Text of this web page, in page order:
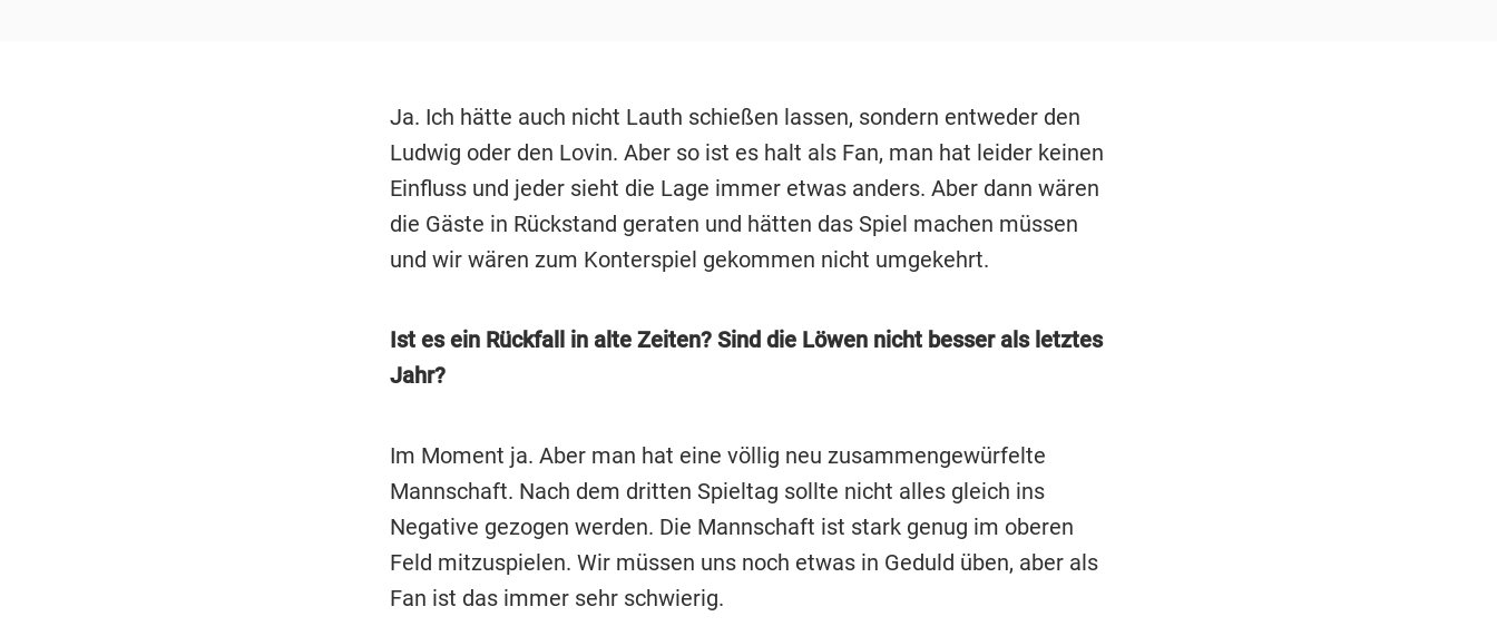
Ja. Ich hätte auch nicht Lauth schießen lassen, sondern entweder den
Ludwig oder den Lovin. Aber so ist es halt als Fan, man hat leider keinen
Einfluss und jeder sieht die Lage immer etwas anders. Aber dann wären
die Gäste in Rückstand geraten und hätten das Spiel machen müssen
und wir wären zum Konterspiel gekommen nicht umgekehrt.
Ist es ein Rückfall in alte Zeiten? Sind die Löwen nicht besser als letztes
Jahr?
Im Moment ja. Aber man hat eine völlig neu zusammengewürfelte
Mannschaft. Nach dem dritten Spieltag sollte nicht alles gleich ins
Negative gezogen werden. Die Mannschaft ist stark genug im oberen
Feld mitzuspielen. Wir müssen uns noch etwas in Geduld üben, aber als
Fan ist das immer sehr schwierig.